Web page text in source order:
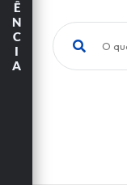
O que está
Ê
N
C
I
A